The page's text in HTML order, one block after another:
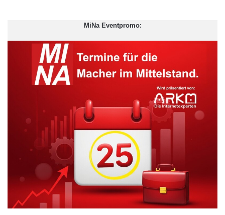
Ob auf dem Lande oder in
MiNa Eventpromo: